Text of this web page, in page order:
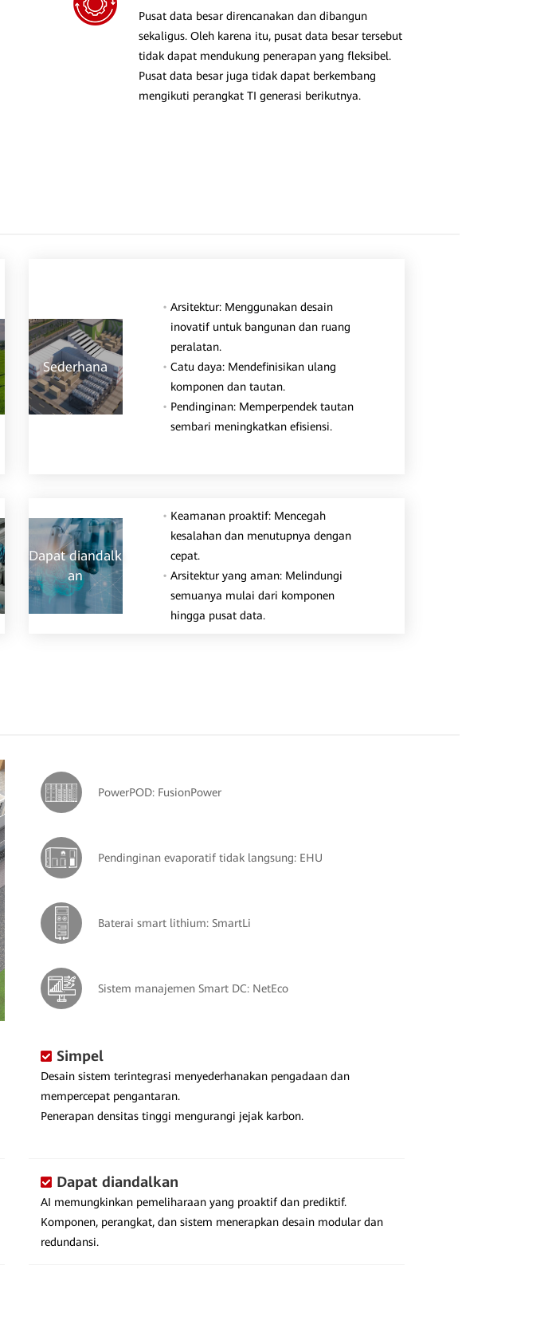
Pusat data besar direncanakan dan dibangun
sekaligus. Oleh karena itu, pusat data besar tersebut
tidak dapat mendukung penerapan yang fleksibel.
Pusat data besar juga tidak dapat berkembang
mengikuti perangkat TI generasi berikutnya.
Sederhana
Arsitektur: Menggunakan desain
inovatif untuk bangunan dan ruang
peralatan.
Catu daya: Mendefinisikan ulang
komponen dan tautan.
Pendinginan: Memperpendek tautan
sembari meningkatkan efisiensi.
Dapat diandalk
an
Keamanan proaktif: Mencegah
kesalahan dan menutupnya dengan
cepat.
Arsitektur yang aman: Melindungi
semuanya mulai dari komponen
hingga pusat data.
PowerPOD: FusionPower
Pendinginan evaporatif tidak langsung: EHU
Baterai smart lithium: SmartLi
Sistem manajemen Smart DC: NetEco
Simpel
Desain sistem terintegrasi menyederhanakan pengadaan dan
mempercepat pengantaran.
Penerapan densitas tinggi mengurangi jejak karbon.
Dapat diandalkan
AI memungkinkan pemeliharaan yang proaktif dan prediktif.
Komponen, perangkat, dan sistem menerapkan desain modular dan
redundansi.